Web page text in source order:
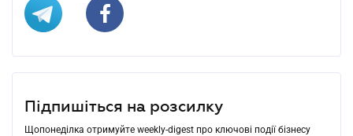
Підпишіться на розсилку
Щопонеділка отримуйте weekly-digest про ключові події бізнесу